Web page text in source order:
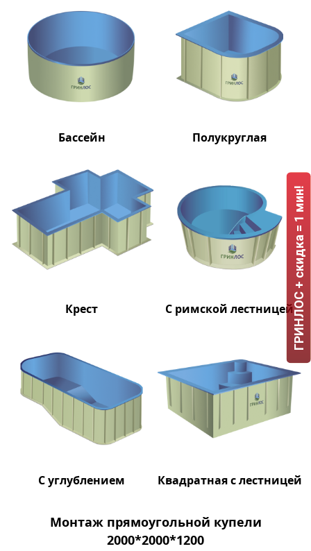
Бассейн Полукруглая
Крест С римской лестницей
С углублением Квадратная с лестницей
Монтаж прямоугольной купели
2000*2000*1200
ГРИНЛОС + скидка = 1 мин!